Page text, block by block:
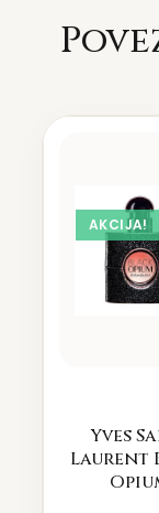
AKCIJA!
Yves
Laurent